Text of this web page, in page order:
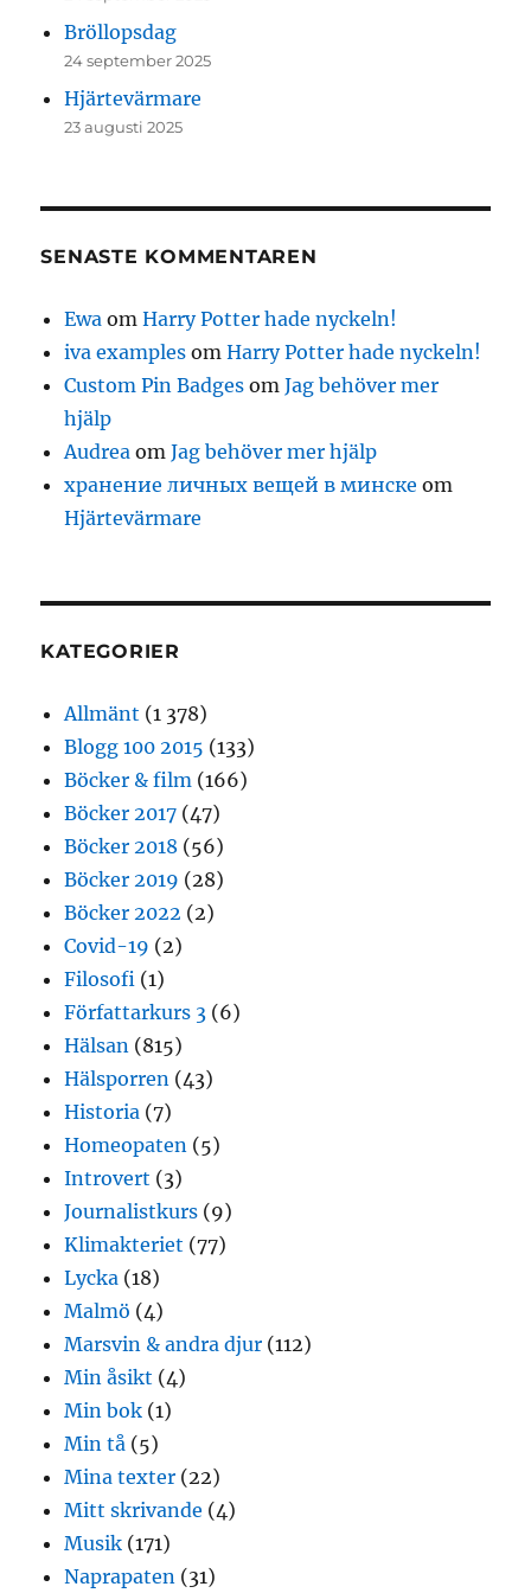
Bröllopsdag
24 september 2025
Hjärtevärmare
23 augusti 2025
SENASTE KOMMENTAREN
Ewa omHarry Potter hade nyckeln!
iva examples omHarry Potter hade nyckeln!
Custom Pin Badges omJag behöver mer
hjälp
Audrea omJag behöver mer hjälp
хранение личных вещей в минске om
Hjärtevärmare
KATEGORIER
Allmänt (1 378)
Blogg 100 2015 (133)
Böcker & film (166)
Böcker 2017 (47)
Böcker 2018 (56)
Böcker 2019 (28)
Böcker 2022 (2)
Covid-19 (2)
Filosofi (1)
Författarkurs 3 (6)
Hälsan (815)
Hälsporren (43)
Historia (7)
Homeopaten (5)
Introvert (3)
Journalistkurs (9)
Klimakteriet (77)
Lycka (18)
Malmö (4)
Marsvin & andra djur (112)
Min åsikt (4)
Min bok (1)
Min tå (5)
Mina texter (22)
Mitt skrivande (4)
Musik (171)
Naprapaten (31)